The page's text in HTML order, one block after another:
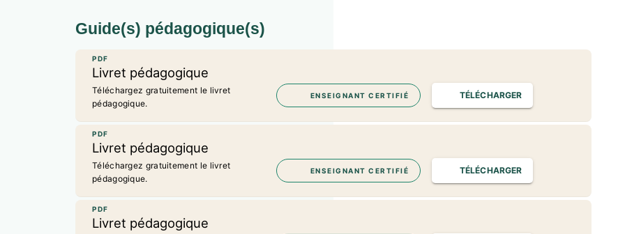
Guide(s) pédagogique(s)
PDF
Livret pédagogique
Téléchargez gratuitement le livret
pédagogique.
ENSEIGNANT CERTIFIÉ TÉLÉCHARGER
PDF
Livret pédagogique
Téléchargez gratuitement le livret
pédagogique.
ENSEIGNANT CERTIFIÉ TÉLÉCHARGER
PDF
Livret pédagogique